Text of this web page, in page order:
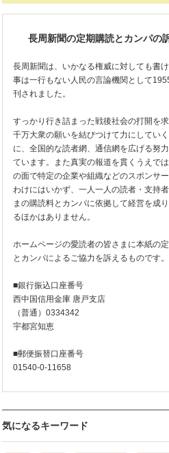
長周新聞の定期購読とカンパの
長周新聞は、いかなる権威に対しても書
事は一行もない人民の言論機関として
刊されました。
すっかり行き詰まった戦後社会の打開を
千万大衆の願いを結びつけて力にしてい
に、全国的な読者網、通信網を広げる努
ています。また真実の報道を貫くうえで
の面で特定の企業や組織などのスポンサ
わけにはいかず、一人一人の読者・支持
まの購読料とカンパに依拠して経営を成
るほかはありません。
ホームページの愛読者の皆さまに本紙の
とカンパによるご協力を訴えるものです。
■銀行振込口座番号
西中国信用金庫 唐戸支店
（普通）0334342
宇都宮知恵
■郵便振替口座番号
01540-0-11658
気になるキーワード